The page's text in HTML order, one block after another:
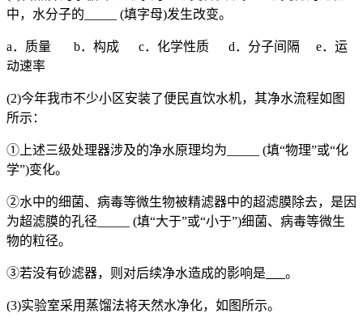
中，水分子的_____ (填字母)发生改变。
a．质量 b．构成 c．化学性质 d．分子间隔 e．运
动速率
(2)今年我市不少小区安装了便民直饮水机，其净水流程如图
所示：
①上述三级处理器涉及的净水原理均为_____ (填“物理”或“化
学”)变化。
②水中的细菌、病毒等微生物被精滤器中的超滤膜除去，是因
为超滤膜的孔径_____ (填“大于”或“小于”)细菌、病毒等微生
物的粒径。
③若没有砂滤器，则对后续净水造成的影响是 。
(3)实验室采用蒸馏法将天然水净化，如图所示。